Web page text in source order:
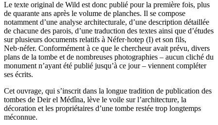
Le texte original de Wild est donc publié pour la première fois, plus
de quarante ans après le volume de planches. Il se compose
notamment d’une analyse architecturale, d’une description détaillée
de chacune des parois, d’une traduction des textes ainsi que d’études
sur plusieurs documents relatifs à Néfer·hotep (I) et son fils,
Neb·néfer. Conformément à ce que le chercheur avait prévu, divers
plans de la tombe et de nombreuses photographies – aucun cliché du
monument n’ayant été publié jusqu’à ce jour – viennent compléter
ses écrits.
Cet ouvrage, qui s’inscrit dans la longue tradition de publication des
tombes de Deir el Médîna, lève le voile sur l’architecture, la
décoration et les propriétaires d’une tombe restée trop longtemps
méconnue.